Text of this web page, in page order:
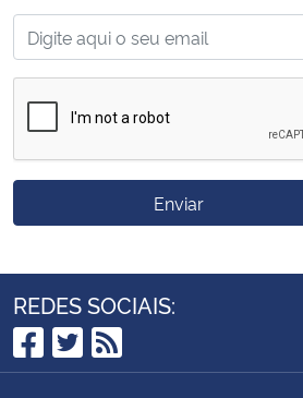
Enviar
REDES SOCIAIS:
Facebook
Twitter
RSS